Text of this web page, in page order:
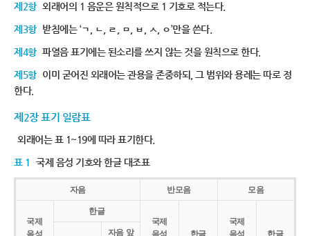
제2항 외래어의 1 음운은 원칙적으로 1 기호로 적는다.
제3항 받침에는 ‘ㄱ, ㄴ, ㄹ, ㅁ, ㅂ, ㅅ, ㅇ’만을 쓴다.
제4항 파열음 표기에는 된소리를 쓰지 않는 것을 원칙으로 한다.
제5항 이미 굳어진 외래어는 관용을 존중하되, 그 범위와 용례는 따로 정
한다.
제2장 표기 일람표
외래어는 표 1~19에 따라 표기한다.
표 1 국제 음성 기호와 한글 대조표
자음 반모음 모음
국제
음성
한글
국제
음성
한글
국제
음성
한글
자음 앞